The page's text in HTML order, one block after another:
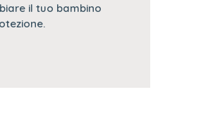
il tuo bambino